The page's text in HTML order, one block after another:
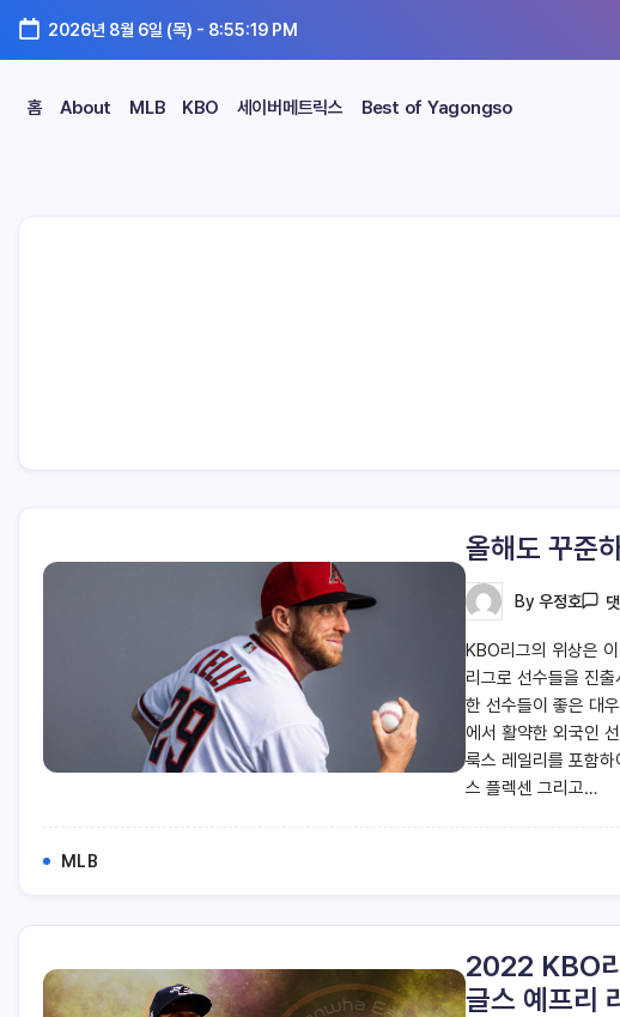
2026년 8월 6일 (목) - 8:55:20 PM
홈 About MLB KBO 세이버메트릭스 Best of Yagongso
올해도 꾸준
By 우정호
KBO리그의 위상은
리그로 선수들을 진
한 선수들이 좋은 대
에서 활약한 외국인
룩스 레일리를 포함
스 플렉센 그리고…
MLB
2022 KBO리
글스 예프리